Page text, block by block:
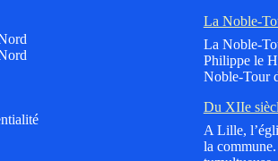
La Noble-
La Noble-
Philippe le
Noble-Tour
Du XIIe
A Lille,
la